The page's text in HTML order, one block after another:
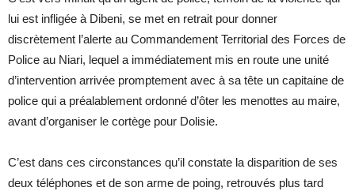
lui est infligée à Dibeni, se met en retrait pour donner
discrètement l’alerte au Commandement Territorial des Forces de
Police au Niari, lequel a immédiatement mis en route une unité
d’intervention arrivée promptement avec à sa tête un capitaine de
police qui a préalablement ordonné d’ôter les menottes au maire,
avant d’organiser le cortège pour Dolisie.
C’est dans ces circonstances qu’il constate la disparition de ses
deux téléphones et de son arme de poing, retrouvés plus tard